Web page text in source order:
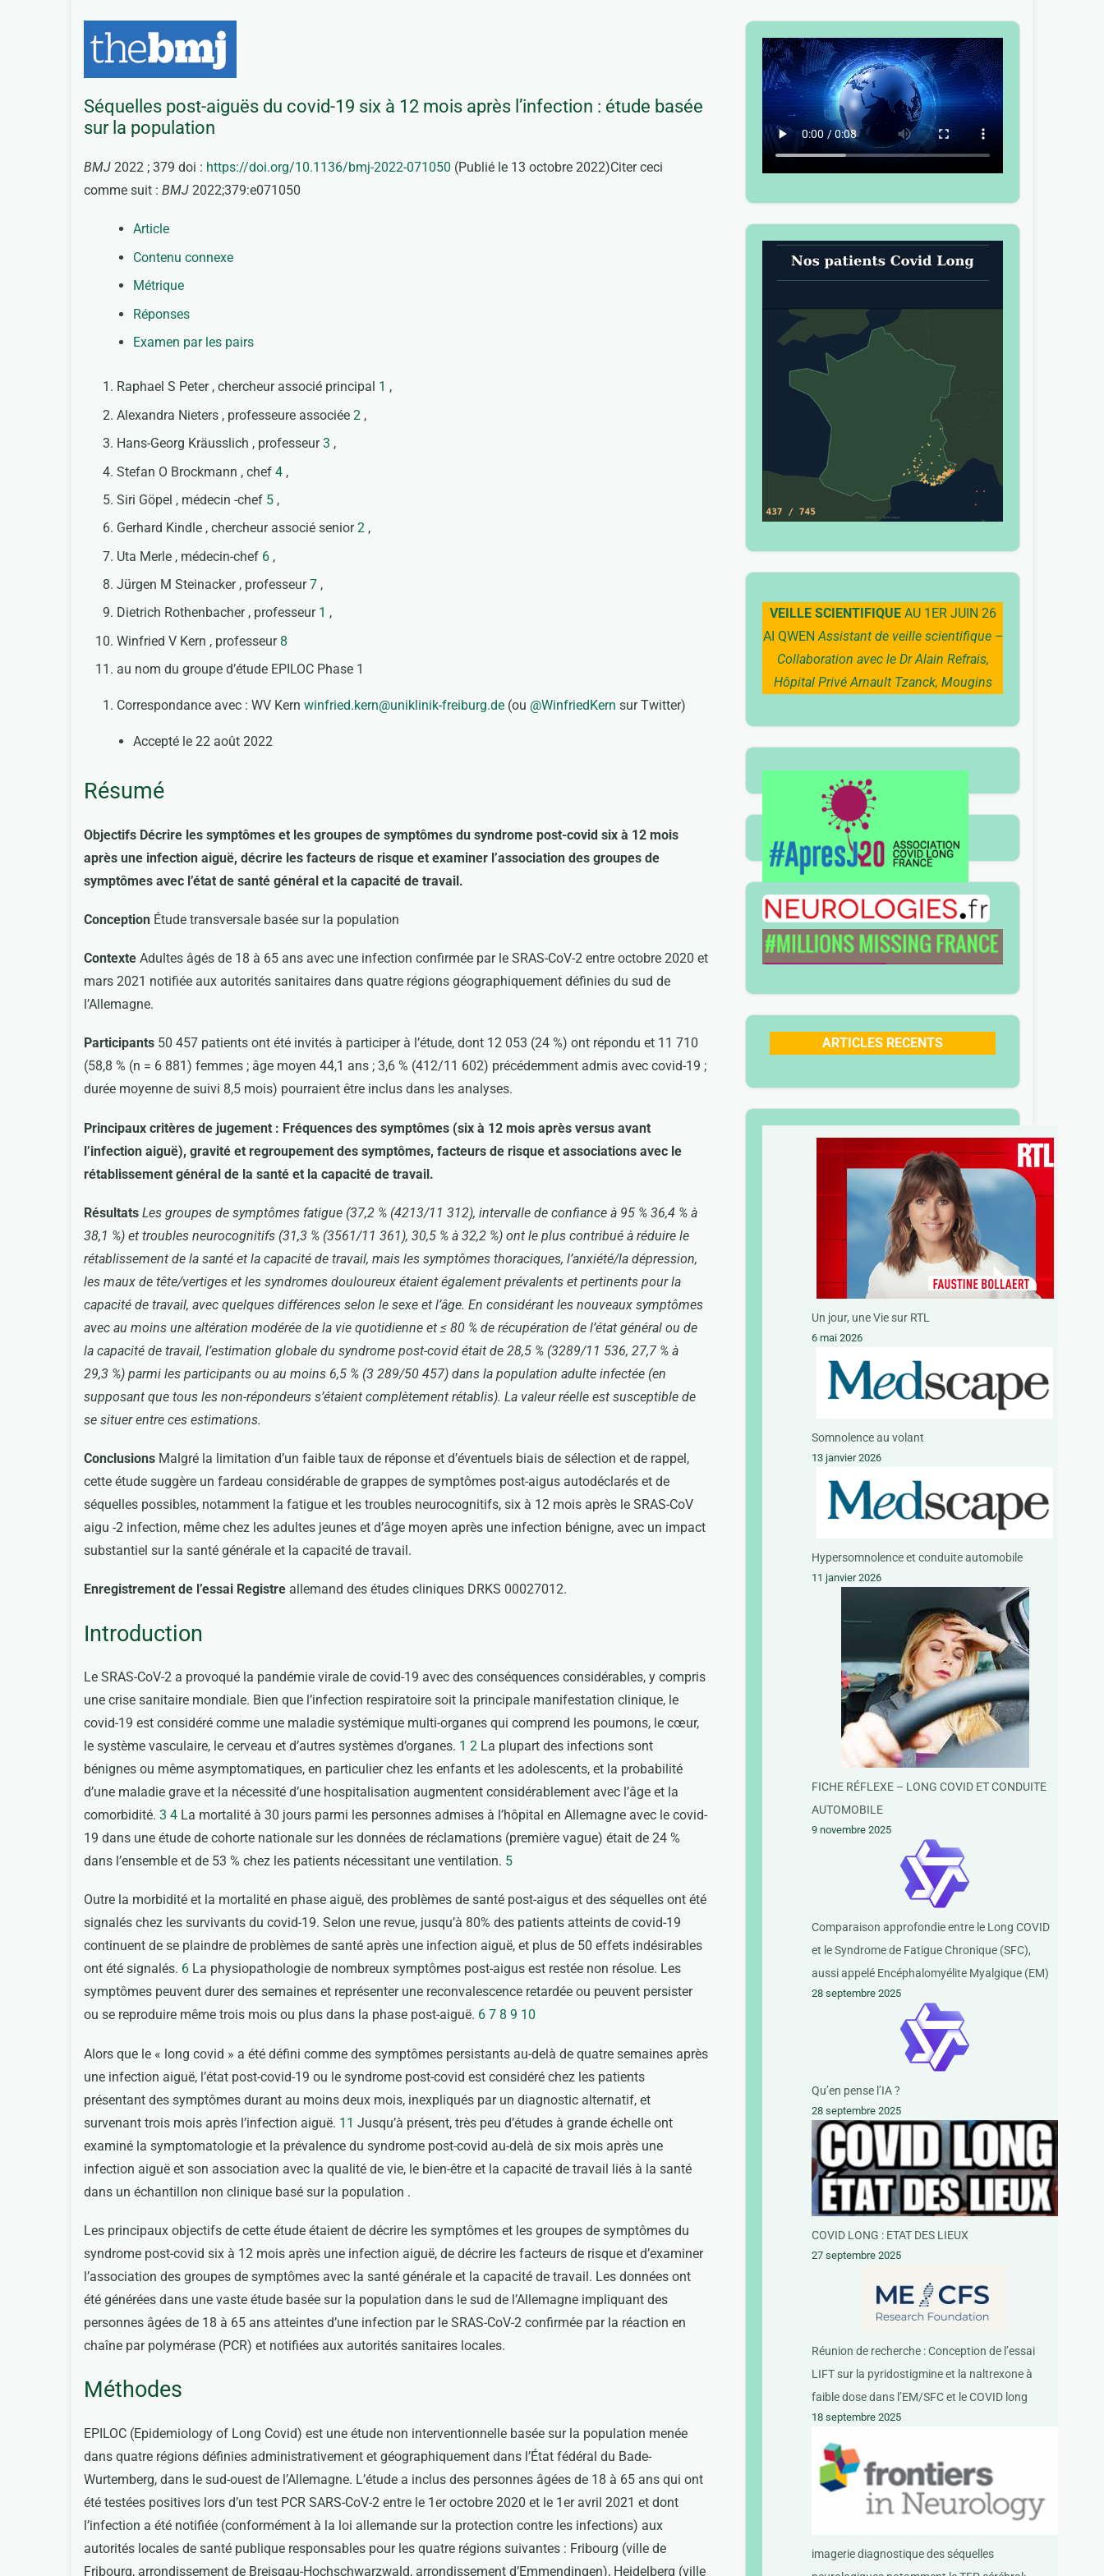
Séquelles post-aiguës du covid-19 six à 12 mois après l’infection : étude basée
sur la population
BMJ 2022 ; 379 doi : https://doi.org/10.1136/bmj-2022-071050 (Publié le 13 octobre 2022)Citer ceci
comme suit : BMJ 2022;379:e071050
Article
Contenu connexe
Métrique
Réponses
Examen par les pairs
Raphael S Peter , chercheur associé principal 1 ,
Alexandra Nieters , professeure associée 2 ,
Hans-Georg Kräusslich , professeur3 ,
Stefan O Brockmann , chef 4 ,
Siri Göpel , médecin -chef 5 ,
Gerhard Kindle , chercheur associé senior2 ,
Uta Merle , médecin-chef 6 ,
Jürgen M Steinacker , professeur7 ,
Dietrich Rothenbacher , professeur 1 ,
Winfried V Kern , professeur 8
au nom du groupe d’étude EPILOC Phase 1
Correspondance avec : WV Kern winfried.kern@uniklinik-freiburg.de (ou @WinfriedKern sur Twitter)
Accepté le 22 août 2022
Résumé
Objectifs Décrire les symptômes et les groupes de symptômes du syndrome post-covid six à 12 mois
après une infection aiguë, décrire les facteurs de risque et examiner l’association des groupes de
symptômes avec l’état de santé général et la capacité de travail.
Conception Étude transversale basée sur la population
Contexte Adultes âgés de 18 à 65 ans avec une infection confirmée par le SRAS-CoV-2 entre octobre 2020 et
mars 2021 notifiée aux autorités sanitaires dans quatre régions géographiquement définies du sud de
l’Allemagne.
Participants 50 457 patients ont été invités à participer à l’étude, dont 12 053 (24 %) ont répondu et 11 710
(58,8 % (n = 6 881) femmes ; âge moyen 44,1 ans ; 3,6 % (412/11 602) précédemment admis avec covid-19 ;
durée moyenne de suivi 8,5 mois) pourraient être inclus dans les analyses.
Principaux critères de jugement : Fréquences des symptômes (six à 12 mois après versus avant
l’infection aiguë), gravité et regroupement des symptômes, facteurs de risque et associations avec le
rétablissement général de la santé et la capacité de travail.
Résultats Les groupes de symptômes fatigue (37,2 % (4213/11 312), intervalle de confiance à 95 % 36,4 % à
38,1 %) et troubles neurocognitifs (31,3 % (3561/11 361), 30,5 % à 32,2 %) ont le plus contribué à réduire le
rétablissement de la santé et la capacité de travail, mais les symptômes thoraciques, l’anxiété/la dépression,
les maux de tête/vertiges et les syndromes douloureux étaient également prévalents et pertinents pour la
capacité de travail, avec quelques différences selon le sexe et l’âge. En considérant les nouveaux symptômes
avec au moins une altération modérée de la vie quotidienne et ≤ 80 % de récupération de l’état général ou de
la capacité de travail, l’estimation globale du syndrome post-covid était de 28,5 % (3289/11 536, 27,7 % à
29,3 %) parmi les participants ou au moins 6,5 % (3 289/50 457) dans la population adulte infectée (en
supposant que tous les non-répondeurs s’étaient complètement rétablis). La valeur réelle est susceptible de
se situer entre ces estimations.
Conclusions Malgré la limitation d’un faible taux de réponse et d’éventuels biais de sélection et de rappel,
cette étude suggère un fardeau considérable de grappes de symptômes post-aigus autodéclarés et de
séquelles possibles, notamment la fatigue et les troubles neurocognitifs, six à 12 mois après le SRAS-CoV
aigu -2 infection, même chez les adultes jeunes et d’âge moyen après une infection bénigne, avec un impact
substantiel sur la santé générale et la capacité de travail.
Enregistrement de l’essai Registre allemand des études cliniques DRKS 00027012.
Introduction
Le SRAS-CoV-2 a provoqué la pandémie virale de covid-19 avec des conséquences considérables, y compris
une crise sanitaire mondiale. Bien que l’infection respiratoire soit la principale manifestation clinique, le
covid-19 est considéré comme une maladie systémique multi-organes qui comprend les poumons, le cœur,
le système vasculaire, le cerveau et d’autres systèmes d’organes. 1 2 La plupart des infections sont
bénignes ou même asymptomatiques, en particulier chez les enfants et les adolescents, et la probabilité
d’une maladie grave et la nécessité d’une hospitalisation augmentent considérablement avec l’âge et la
comorbidité. 3 4 La mortalité à 30 jours parmi les personnes admises à l’hôpital en Allemagne avec le covid-
19 dans une étude de cohorte nationale sur les données de réclamations (première vague) était de 24 %
dans l’ensemble et de 53 % chez les patients nécessitant une ventilation. 5
Outre la morbidité et la mortalité en phase aiguë, des problèmes de santé post-aigus et des séquelles ont été
signalés chez les survivants du covid-19. Selon une revue, jusqu’à 80% des patients atteints de covid-19
continuent de se plaindre de problèmes de santé après une infection aiguë, et plus de 50 effets indésirables
ont été signalés. 6 La physiopathologie de nombreux symptômes post-aigus est restée non résolue. Les
symptômes peuvent durer des semaines et représenter une reconvalescence retardée ou peuvent persister
ou se reproduire même trois mois ou plus dans la phase post-aiguë. 6 7 8 9 10
Alors que le « long covid » a été défini comme des symptômes persistants au-delà de quatre semaines après
une infection aiguë, l’état post-covid-19 ou le syndrome post-covid est considéré chez les patients
présentant des symptômes durant au moins deux mois, inexpliqués par un diagnostic alternatif, et
survenant trois mois après l’infection aiguë. 11 Jusqu’à présent, très peu d’études à grande échelle ont
examiné la symptomatologie et la prévalence du syndrome post-covid au-delà de six mois après une
infection aiguë et son association avec la qualité de vie, le bien-être et la capacité de travail liés à la santé
dans un échantillon non clinique basé sur la population .
Les principaux objectifs de cette étude étaient de décrire les symptômes et les groupes de symptômes du
syndrome post-covid six à 12 mois après une infection aiguë, de décrire les facteurs de risque et d’examiner
l’association des groupes de symptômes avec la santé générale et la capacité de travail. Les données ont
été générées dans une vaste étude basée sur la population dans le sud de l’Allemagne impliquant des
personnes âgées de 18 à 65 ans atteintes d’une infection par le SRAS-CoV-2 confirmée par la réaction en
chaîne par polymérase (PCR) et notifiées aux autorités sanitaires locales.
Méthodes
EPILOC (Epidemiology of Long Covid) est une étude non interventionnelle basée sur la population menée
dans quatre régions définies administrativement et géographiquement dans l’État fédéral du Bade-
Wurtemberg, dans le sud-ouest de l’Allemagne. L’étude a inclus des personnes âgées de 18 à 65 ans qui ont
été testées positives lors d’un test PCR SARS-CoV-2 entre le 1er octobre 2020 et le 1er avril 2021 et dont
l’infection a été notifiée (conformément à la loi allemande sur la protection contre les infections) aux
autorités locales de santé publique responsables pour les quatre régions suivantes : Fribourg (ville de
Fribourg, arrondissement de Breisgau-Hochschwarzwald, arrondissement d’Emmendingen), Heidelberg (ville
VEILLE SCIENTIFIQUEAU 1ER JUIN 26
AI QWENAssistant de veille scientifique –
Collaboration avec le Dr Alain Refrais,
Hôpital Privé Arnault Tzanck, Mougins
ARTICLES RECENTS
Un jour, une Vie sur RTL
6 mai 2026
Somnolence au volant
13 janvier 2026
Hypersomnolence et conduite automobile
11 janvier 2026
FICHE RÉFLEXE – LONG COVID ET CONDUITE
AUTOMOBILE
9 novembre 2025
Comparaison approfondie entre le Long COVID
et le Syndrome de Fatigue Chronique (SFC),
aussi appelé Encéphalomyélite Myalgique (EM)
28 septembre 2025
Qu’en pense l’IA ?
28 septembre 2025
COVID LONG : ETAT DES LIEUX
27 septembre 2025
Réunion de recherche : Conception de l’essai
LIFT sur la pyridostigmine et la naltrexone à
faible dose dans l’EM/SFC et le COVID long
18 septembre 2025
imagerie diagnostique des séquelles